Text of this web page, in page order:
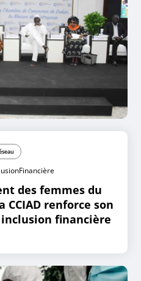
des femmes du
renforce son
financière